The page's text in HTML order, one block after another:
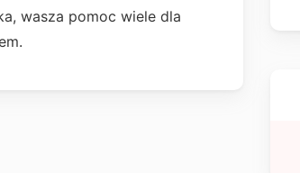
wasza pomoc wiele dla